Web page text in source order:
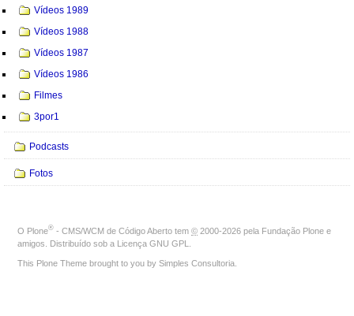
Vídeos 1989
Vídeos 1988
Vídeos 1987
Vídeos 1986
Filmes
3por1
Podcasts
Fotos
O Plone® - CMS/WCM de Código Aberto tem © 2000-2026 pela Fundação Plone e
amigos. Distribuído sob a Licença GNU GPL
This Plone Theme brought to you by Simples Consultoria